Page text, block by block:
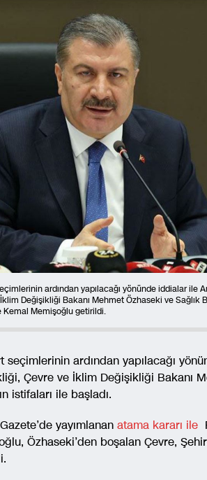
ardından yapılacağı yönünde iddialar
Değişikliği Bakanı Mehmet Özhaseki ve Sağlık
Kemal Memişoğlu getirildi.
seçimlerinin ardından yapılacağı
Çevre ve İklim Değişikliği Bakanı
istifaları ile başladı.
yayımlanan atama kararı ile
Özhaseki’den boşalan Çevre,